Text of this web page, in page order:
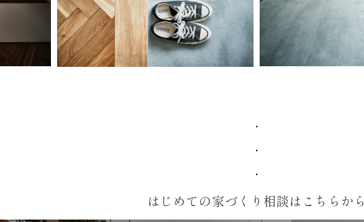
・
・
・
はじめての家づくり相談はこちらから